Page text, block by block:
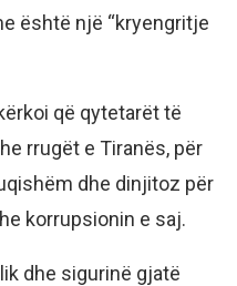
është një “kryengritje
që qytetarët të
rrugët e Tiranës, për
dhe dinjitoz për
korrupsionin e saj.
dhe sigurinë gjatë